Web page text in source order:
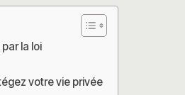
la loi
votre vie privée